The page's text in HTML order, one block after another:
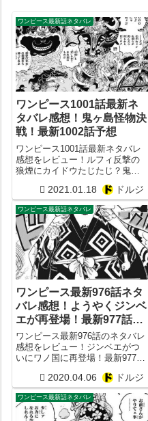
ワンピース最新話ネタバレ
ワンピース1001話最新ネ
タバレ感想！鬼ヶ島怪物決
戦！最新1002話予想
ワンピース1001話最新ネタバレ
感想をレビュー！ルフィ反撃の
狼煙にカイドウたじたじ？鬼ヶ
2021.01.18 ドルジ
ワンピース最新話ネタバレ
ワンピース最新976話ネタ
バレ感想！ようやくジンベ
エが再登場！最新977話予
想まとめ
ワンピース最新976話のネタバレ
感想をレビュー！ジンベエがつ
いにワノ国に再登場！最新977話
2020.04.06 ドルジ
ワンピース最新話ネタバレ